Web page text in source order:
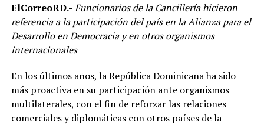
ElCorreoRD.- Funcionarios de la Cancillería hicieron
referencia a la participación del país en la Alianza para el
Desarrollo en Democracia y en otros organismos
internacionales
En los últimos años, la República Dominicana ha sido
más proactiva en su participación ante organismos
multilaterales, con el fin de reforzar las relaciones
comerciales y diplomáticas con otros países de la